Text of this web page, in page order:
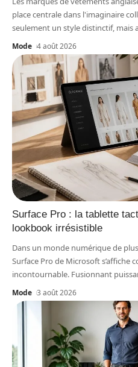
place centrale dans l'imaginaire
seulement un style distinctif, mais
Mode 4 août 2026
Surface Pro : la tablette
lookbook irrésistible
Dans un monde numérique de
Surface Pro de Microsoft s’affiche
incontournable. Fusionnant
Mode 3 août 2026